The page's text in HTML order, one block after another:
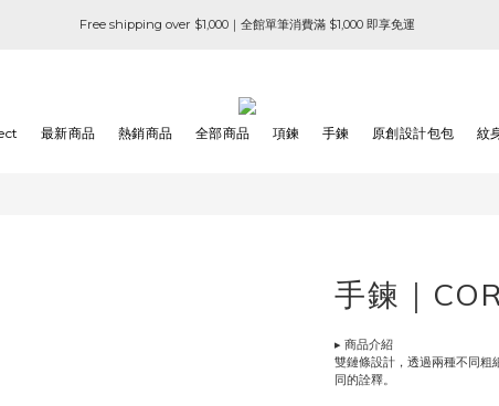
Free shipping over $1,000｜全館單筆消費滿 $1,000 即享免運
最新商品 熱銷商品 全部商品 項鍊 手鍊 原創設計包包 紋
手鍊｜
▸ 商品介紹
雙鏈條設計，透過兩種不同粗
同的詮釋。